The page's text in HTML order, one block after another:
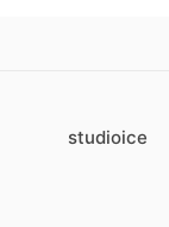
studioice